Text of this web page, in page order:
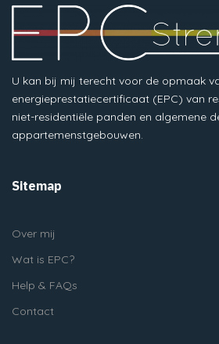
U kan bij mij terecht voor de opmaak
energieprestatiecertificaat (EPC) van
niet-residentiële panden en algemene
appartemenstgebouwen.
Sitemap
Over mij
Wat is EPC?
Help & FAQs
Contact